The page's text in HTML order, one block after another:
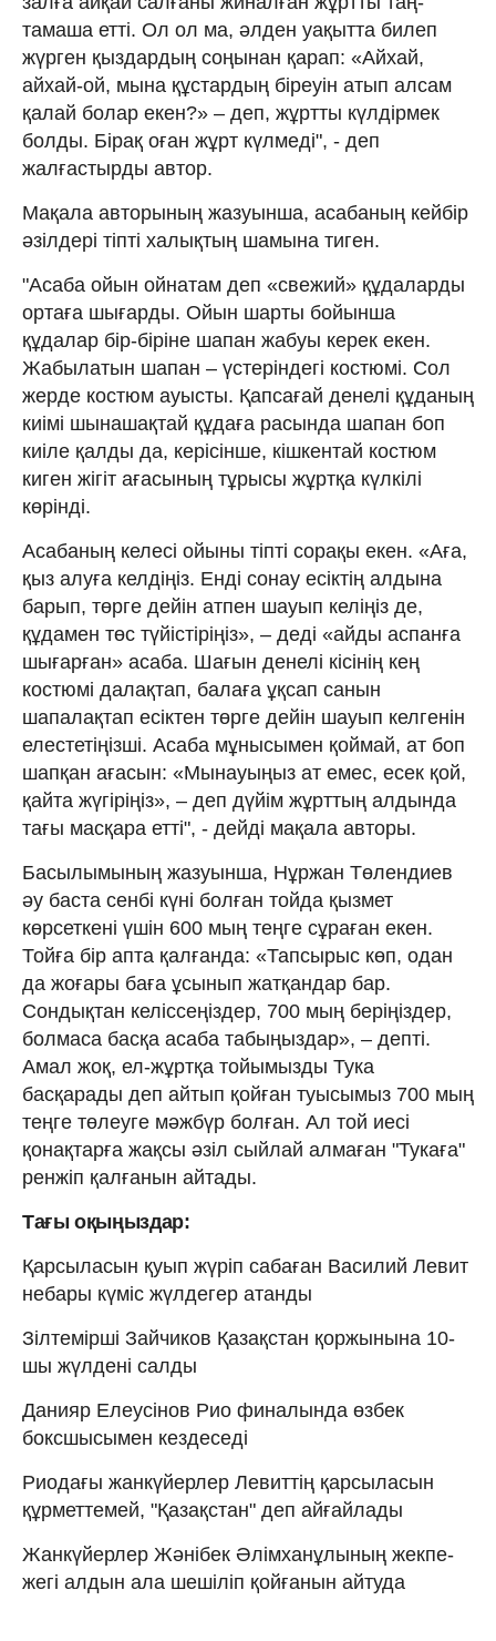
тамаша етті. Ол ол ма, әлден уақытта билеп
жүрген қыздардың соңынан қарап: «Айхай,
айхай-ой, мына құстардың біреуін атып алсам
қалай болар екен?» – деп, жұртты күлдірмек
болды. Бірақ оған жұрт күлмеді", - деп
жалғастырды автор.
Мақала авторының жазуынша, асабаның кейбір
әзілдері тіпті халықтың шамына тиген.
"Асаба ойын ойнатам деп «свежий» құдаларды
ортаға шығарды. Ойын шарты бойынша
құдалар бір-біріне шапан жабуы керек екен.
Жабылатын шапан – үстеріндегі костюмі. Сол
жерде костюм ауысты. Қапсағай денелі құданың
киімі шынашақтай құдаға расында шапан боп
киіле қалды да, керісінше, кішкентай костюм
киген жігіт ағасының тұрысы жұртқа күлкілі
көрінді.
Асабаның келесі ойыны тіпті сорақы екен. «Аға,
қыз алуға келдіңіз. Енді сонау есіктің алдына
барып, төрге дейін атпен шауып келіңіз де,
құдамен төс түйістіріңіз», – деді «айды аспанға
шығарған» асаба. Шағын денелі кісінің кең
костюмі далақтап, балаға ұқсап санын
шапалақтап есіктен төрге дейін шауып келгенін
елестетіңізші. Асаба мұнысымен қоймай, ат боп
шапқан ағасын: «Мынауыңыз ат емес, есек қой,
қайта жүгіріңіз», – деп дүйім жұрттың алдында
тағы масқара етті", - дейді мақала авторы.
Басылымының жазуынша, Нұржан Төлендиев
әу баста сенбі күні болған тойда қызмет
көрсеткені үшін 600 мың теңге сұраған екен.
Тойға бір апта қалғанда: «Тапсырыс көп, одан
да жоғары баға ұсынып жатқандар бар.
Сондықтан келіс­сеңіздер, 700 мың беріңіздер,
болмаса басқа асаба табыңыздар», – депті.
Амал жоқ, ел-жұртқа тойымызды Тука
басқарады деп айтып қойған туысымыз 700 мың
теңге төлеуге мәжбүр болған. Ал той иесі
қонақтарға жақсы әзіл сыйлай алмаған "Тукаға"
ренжіп қалғанын айтады.
Тағы оқыңыздар:
Қарсыласын қуып жүріп сабаған Василий Левит
небары күміс жүлдегер атанды
Зілтемірші Зайчиков Қазақстан қоржынына 10-
шы жүлдені салды
Данияр Елеусінов Рио финалында өзбек
боксшысымен кездеседі
Риодағы жанкүйерлер Левиттің қарсыласын
құрметтемей, "Қазақстан" деп айғайлады
Жанкүйерлер Жәнібек Әлімханұлының жекпе-
жегі алдын ала шешіліп қойғанын айтуда